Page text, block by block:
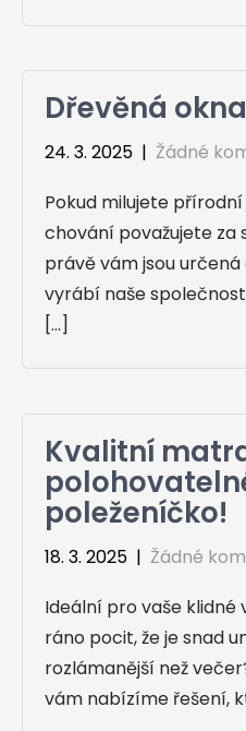
Dřevěná okna
24. 3. 2025 | Žádné
Pokud milujete
chování považujete za
právě vám jsou
vyrábí naše
[…]
Kvalitní
poleženíčko!
18. 3. 2025 | Žádné
Ideální pro vaše klidné
ráno pocit, že je snad
rozlámanější než
vám nabízíme řešení,